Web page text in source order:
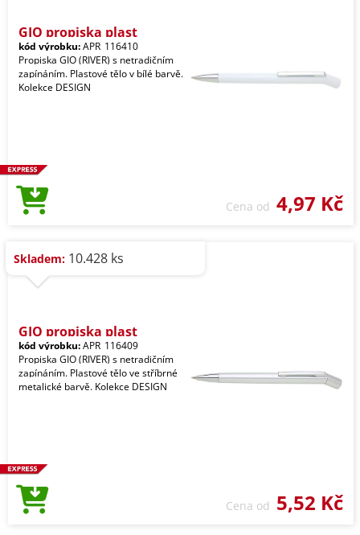
GIO propiska plast
kód výrobku:APR_116410
Propiska GIO (RIVER) s netradičním
zapínáním. Plastové tělo v bílé barvě.
Kolekce DESIGN
Cena od 4,97 Kč
Skladem: 10.428 ks
GIO propiska plast
kód výrobku:APR_116409
Propiska GIO (RIVER) s netradičním
zapínáním. Plastové tělo ve stříbrné
metalické barvě. Kolekce DESIGN
Cena od 5,52 Kč